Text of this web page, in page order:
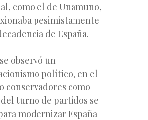
como el de Unamuno,
pesimistamente
de España.
observó un
político, en el
conservadores como
turno de partidos se
modernizar España